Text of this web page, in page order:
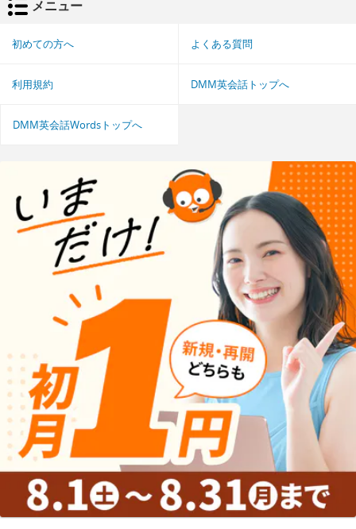
メニュー
初めての方へ よくある質問
利用規約 DMM英会話トップへ
DMM英会話Wordsトップへ